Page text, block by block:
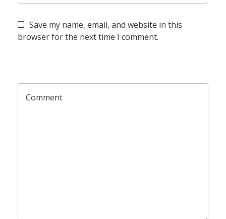
Save my name, email, and website in this
browser for the next time I comment.